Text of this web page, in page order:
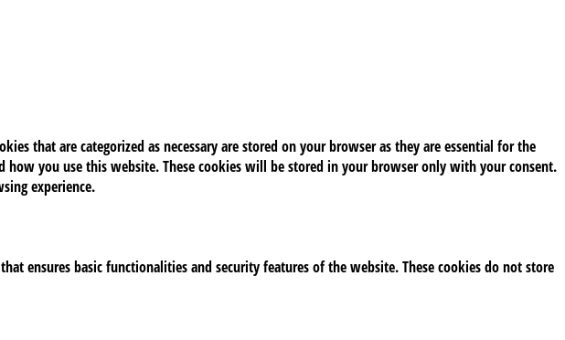
that are categorized as necessary are stored on your browser as they are essential for the
you use this website. These cookies will be stored in your browser only with your consent.
experience.
ensures basic functionalities and security features of the website. These cookies do not store